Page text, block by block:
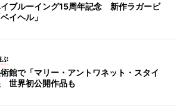
ブルーイング15周年記念 新作ラガービ
イヘル」
ぶ
館で「マリー・アントワネット・スタイ
世界初公開作品も